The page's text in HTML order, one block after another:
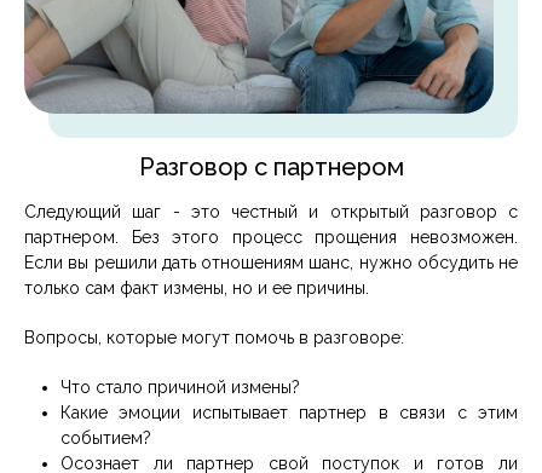
Разговор с партнером
Следующий шаг - это честный и открытый разговор с
партнером. Без этого процесс прощения невозможен.
Если вы решили дать отношениям шанс, нужно обсудить не
только сам факт измены, но и ее причины.
Вопросы, которые могут помочь в разговоре:
Что стало причиной измены?
Какие эмоции испытывает партнер в связи с этим
событием?
Осознает ли партнер свой поступок и готов ли